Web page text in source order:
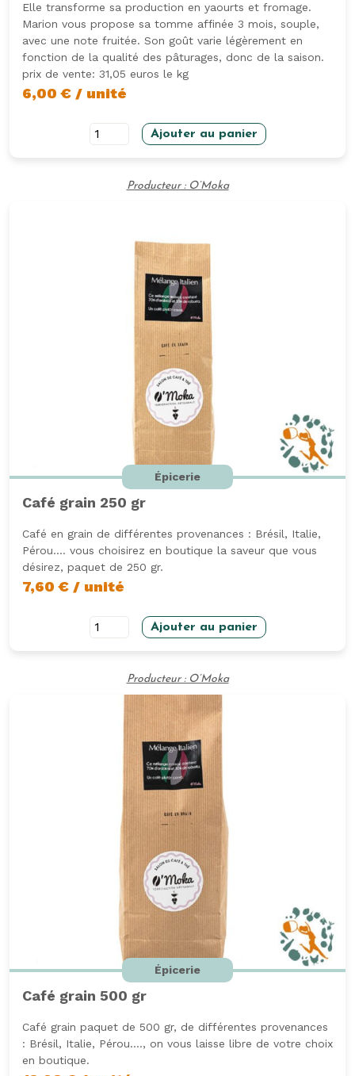
Elle transforme sa production en yaourts et fromage.
Marion vous propose sa tomme affinée 3 mois, souple,
avec une note fruitée. Son goût varie légèrement en
fonction de la qualité des pâturages, donc de la saison.
prix de vente: 31,05 euros le kg
6,00€ / unité
quantité
de
tomme
Ajouter au panier
Producteur : O’Moka
Épicerie
Café grain 250 gr
Café en grain de différentes provenances : Brésil, Italie,
Pérou.... vous choisirez en boutique la saveur que vous
désirez, paquet de 250 gr.
7,60€ / unité
quantité
de
Ajouter au panier
Producteur : O’Moka
Épicerie
Café grain 500 gr
Café grain paquet de 500 gr, de différentes provenances
: Brésil, Italie, Pérou...., on vous laisse libre de votre choix
en boutique.